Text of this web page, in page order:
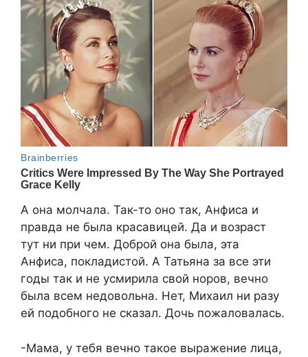
А она молчала. Так-то оно так, Анфиса и
правда не была красавицей. Да и возраст
тут ни при чем. Доброй она была, эта
Анфиса, покладистой. А Татьяна за все эти
годы так и не усмирила свой норов, вечно
была всем недовольна. Нет, Михаил ни разу
ей подобного не сказал. Дочь пожаловалась.
-Мама, у тебя вечно такое выражение лица,